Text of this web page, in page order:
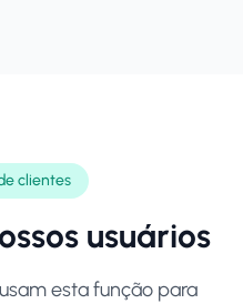
clientes
usuários
esta função para